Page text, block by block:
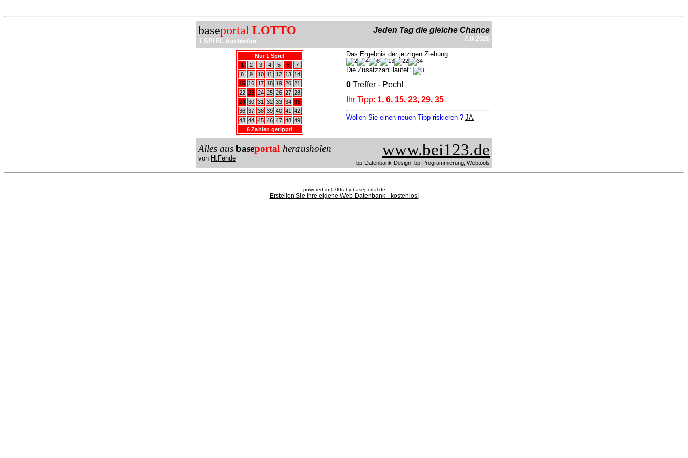
baseportal LOTTO
1 SPIEL kostenlos
Jeden Tag die gleiche Chance
7.8.2026
Nur 1 Spiel
1
2 3 4 5 6
7
8
9 10 11 12 13
14
15
16 17 18 19 20 21
22 23 24 25 26 27 28
29 30 31 32 33 34 35
36 37 38 39 40 41
42
43 44 45 46 47 48 49
6 Zahlen getippt!
Das Ergebnis der jetzigen Ziehung:
Die Zusatzzahl lautet:
0 Treffer - Pech!
Ihr Tipp: 1, 6, 15, 23, 29, 35
Wollen Sie einen neuen Tipp riskieren ? JA
Alles aus baseportal herausholen
von H.Fehde www.bei123.de
bp-Datenbank-Design, bp-Programmierung, Webtools
powered in 0.00s by baseportal.de
Erstellen Sie Ihre eigene Web-Datenbank - kostenlos!